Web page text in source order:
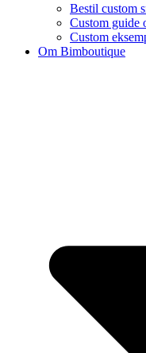
Bestil custom
Custom guide
Custom
Om Bimboutique